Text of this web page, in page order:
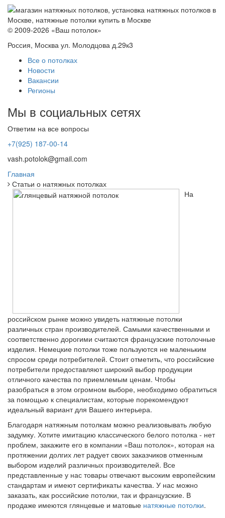
© 2009-2026 «Ваш потолок»
Россия, Москва ул. Молодцова д.29к3
Все о потолках
Новости
Вакансии
Регионы
Мы в социальных сетях
Ответим на все вопросы
+7(925) 187-00-14
vash.potolok@gmail.com
Главная
Статьи о натяжных потолках
На
российском рынке можно увидеть натяжные потолки
различных стран производителей. Самыми качественными и
соответственно дорогими считаются французские потолочные
изделия. Немецкие потолки тоже пользуются не маленьким
спросом среди потребителей. Стоит отметить, что российские
потребители предоставляют широкий выбор продукции
отличного качества по приемлемым ценам. Чтобы
разобраться в этом огромном выборе, необходимо обратиться
за помощью к специалистам, которые порекомендуют
идеальный вариант для Вашего интерьера.
Благодаря натяжным потолкам можно реализовывать любую
задумку. Хотите имитацию классического белого потолка - нет
проблем, закажите его в компании «Ваш потолок», которая на
протяжении долгих лет радует своих заказчиков отменным
выбором изделий различных производителей. Все
представленные у нас товары отвечают высоким европейским
стандартам и имеют сертификаты качества. У нас можно
заказать, как российские потолки, так и французские. В
продаже имеются глянцевые и матовые натяжные потолки.